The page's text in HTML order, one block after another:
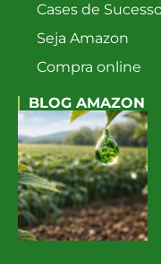
Cases de
Seja Amazon
Compra online
BLOG AMAZON